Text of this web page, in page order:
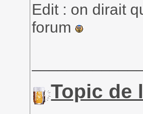
Edit : on dirait
forum
Topic de